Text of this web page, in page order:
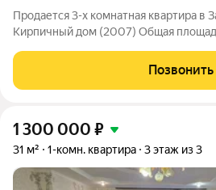
Продается 3-х комнатная квартира в
Кирпичный дом (2007) Общая
изолированные Просторная кухня
полноценную обеденную группу.
Позвонить
1 300 000 ₽
31 м² 1-комн. квартира 3 этаж из 3